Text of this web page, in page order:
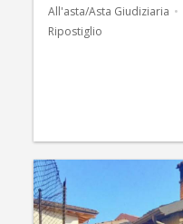
All'asta/Asta Giudiziaria
Ripostiglio